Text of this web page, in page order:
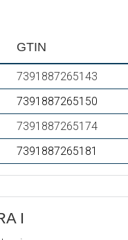
GTIN
7391887265143
7391887265150
7391887265174
7391887265181
I